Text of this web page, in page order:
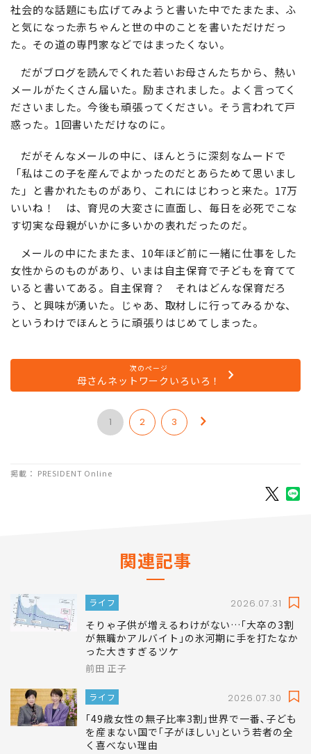
社会的な話題にも広げてみようと書いた中でたまたま、ふ
と気になった赤ちゃんと世の中のことを書いただけだっ
た。その道の専門家などではまったくない。
だがブログを読んでくれた若いお母さんたちから、熱い
メールがたくさん届いた。励まされました。よく言ってく
ださいました。今後も頑張ってください。そう言われて戸
惑った。1回書いただけなのに。
だがそんなメールの中に、ほんとうに深刻なムードで
「私はこの子を産んでよかったのだとあらためて思いまし
た」と書かれたものがあり、これにはじわっと来た。17万
いいね！ は、育児の大変さに直面し、毎日を必死でこな
す切実な母親がいかに多いかの表れだったのだ。
メールの中にたまたま、10年ほど前に一緒に仕事をした
女性からのものがあり、いまは自主保育で子どもを育てて
いると書いてある。自主保育？ それはどんな保育だろ
う、と興味が湧いた。じゃあ、取材しに行ってみるかな、
というわけでほんとうに頑張りはじめてしまった。
次のページ
母さんネットワークいろいろ！
1 2 3
掲載： PRESIDENT Online
関連記事
ライフ 2026.07.31
そりゃ子供が増えるわけがない…｢大卒の3割
が無職かアルバイト｣の氷河期に手を打たなか
った大きすぎるツケ
前田 正子
ライフ 2026.07.30
｢49歳女性の無子比率3割｣世界で一番､子ども
を産まない国で｢子がほしい｣という若者の全
く喜べない理由